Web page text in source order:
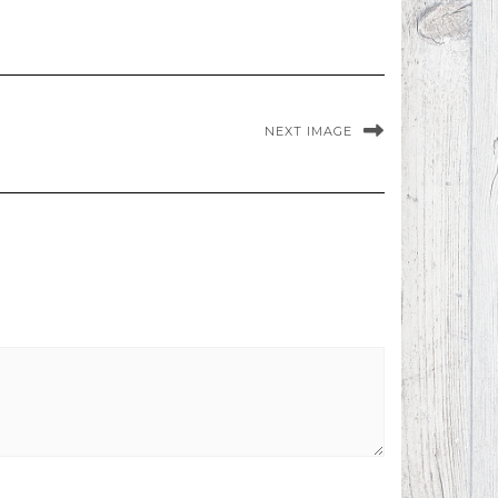
NEXT IMAGE